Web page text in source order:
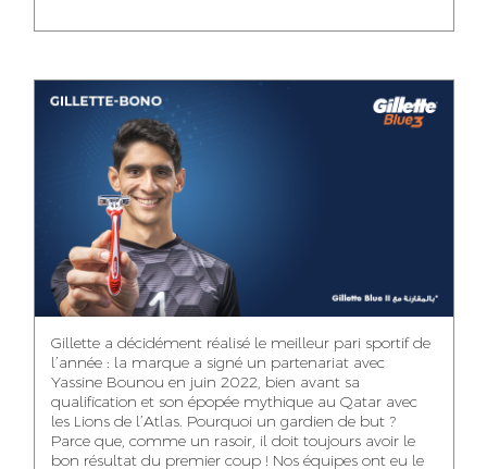
MEHDI ZERRAD
MANAGER
CHAIMAA
DIGITAL MANAGER
IDMOUSSA SAFAA
PUBLIC RELATIONS
CONSULTANT
NOUHAILA DIKER
IMANE LACHGUER
EXECUTIVE
DOUNIA SADOUK
ACCOUNTANT
OUSSAMA
BENHAMOU
GRAPHIC
DESIGNER
Gillette a décidément réalisé le meilleur pari sportif de
l’année : la marque a signé un partenariat avec
Yassine Bounou en juin 2022, bien avant sa
qualification et son épopée mythique au Qatar avec
les Lions de l’Atlas. Pourquoi un gardien de but ?
Parce que, comme un rasoir, il doit toujours avoir le
bon résultat du premier coup ! Nos équipes ont eu le